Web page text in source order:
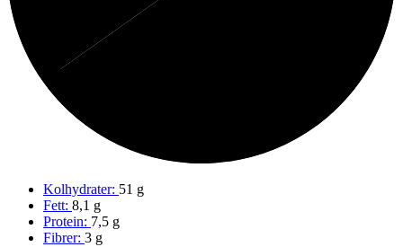
Kolhydrater: 51 g
Fett: 8,1 g
Protein: 7,5 g
Fibrer: 3 g